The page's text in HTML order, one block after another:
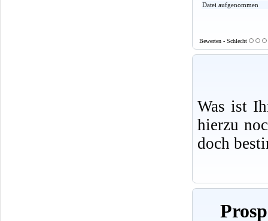
Datei aufgenommen
Bewerten - Schlecht
Was ist
hierzu
doch